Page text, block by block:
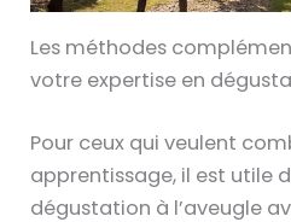
Les méthodes
votre expertise en
Pour ceux qui veulent
apprentissage, il est utile
dégustation à l’aveugle